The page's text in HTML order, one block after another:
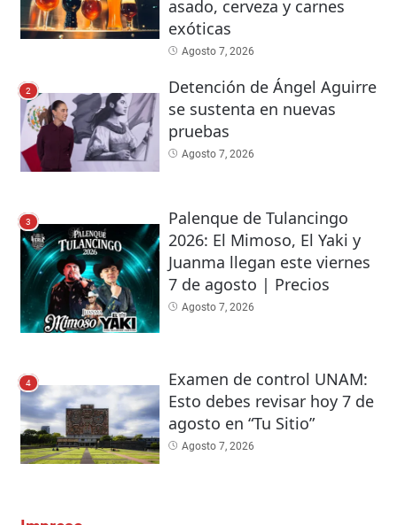
asado, cerveza y carnes
exóticas
Agosto 7, 2026
2
Detención de Ángel Aguirre
se sustenta en nuevas
pruebas
Agosto 7, 2026
3
Palenque de Tulancingo
2026: El Mimoso, El Yaki y
Juanma llegan este viernes
7 de agosto | Precios
Agosto 7, 2026
4
Examen de control UNAM:
Esto debes revisar hoy 7 de
agosto en “Tu Sitio”
Agosto 7, 2026